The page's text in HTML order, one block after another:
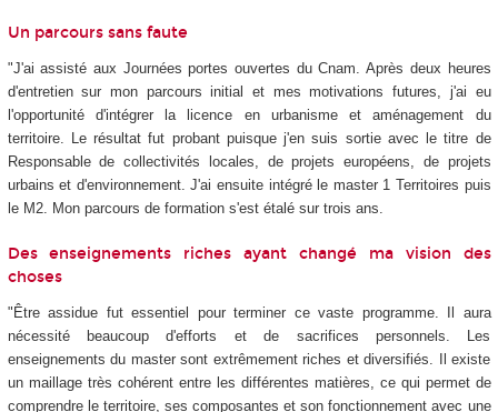
Un parcours sans faute
"J'ai assisté aux Journées portes ouvertes du Cnam. Après deux heures
d'entretien sur mon parcours initial et mes motivations futures, j'ai eu
l'opportunité d'intégrer la licence en urbanisme et aménagement du
territoire. Le résultat fut probant puisque j'en suis sortie avec le titre de
Responsable de collectivités locales, de projets européens, de projets
urbains et d'environnement. J'ai ensuite intégré le master 1 Territoires puis
le M2. Mon parcours de formation s'est étalé sur trois ans.
Des enseignements riches ayant changé ma vision des
choses
"Être assidue fut essentiel pour terminer ce vaste programme. Il aura
nécessité beaucoup d'efforts et de sacrifices personnels. Les
enseignements du master sont extrêmement riches et diversifiés. Il existe
un maillage très cohérent entre les différentes matières, ce qui permet de
comprendre le territoire, ses composantes et son fonctionnement avec une